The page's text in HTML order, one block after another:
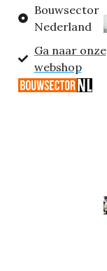
Bouwsector
Nederland
Ga naar onze
webshop